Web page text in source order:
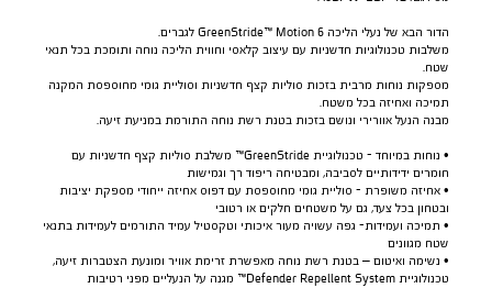
הדור הבא של נעלי הליכה GreenStride™ Motion 6 לגברים.
משלבות טכנולוגיות חדשניות עם עיצוב קלאסי וחווית הליכה נוחה ותומכת בכל תנאי
שטח.
מספקות נוחות מרבית בזכות סוליות קצף חדשניות וסוליית גומי מחוספסת המקנה
תמיכה ואחיזה בכל משטח.
מבנה הנעל אוורירי ונושם בזכות בטנת רשת נוחה התורמת במניעת זיעה.
• נוחות במיוחד - טכנולוגיית GreenStride™ משלבת סוליות קצף חדשניות עם
חומרים ידידותיים לסביבה, ומבטיחה ריפוד רך וגמישות
• אחיזה משופרת - סוליית גומי מחוספסת עם דפוס אחיזה ייחודי מספקת יציבות
ובטחון בכל צעד, גם על משטחים חלקים או רטובי
• תמיכה ועמידות- גפה עשויה מעור איכותי וטקסטיל עמיד התורמים לעמידות בתנאי
שטח מגוונים
• נשימה ואיטום – בטנת רשת נוחה מאפשרת זרימת אוויר ומונעת הצטברות זיעה,
טכנולוגיית Defender Repellent System™ מגנה על הנעליים מפני רטיבות